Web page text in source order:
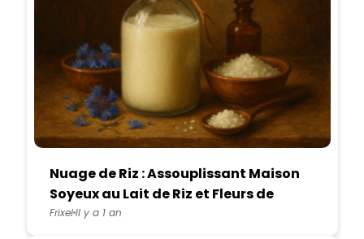
Nuage de Riz : Assouplissant Maison
Soyeux au Lait de Riz et Fleurs de
Bleuet
FrixelIl y a 1 an